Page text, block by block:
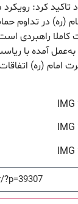
بنیاد ۱۵ خرداد تاکید
(ره) در تداوم
راهبردی
آمده با
امام (ره)